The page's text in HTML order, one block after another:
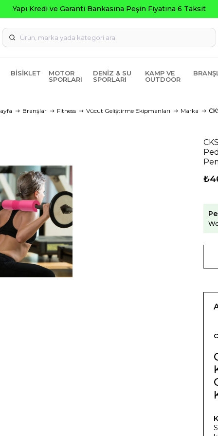
BISIKLET
MOTOR
SPORLARI
DENIZ & SU
SPORLARI
KAMP VE
OUTDOOR
Branşlar Fitness Vücut Geliştirme Ekipmanları Marka